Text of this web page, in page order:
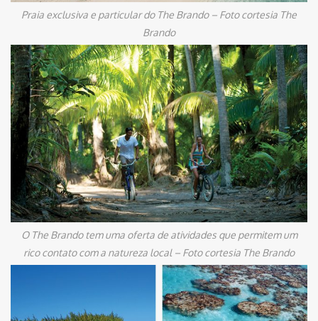
Praia exclusiva e particular do The Brando – Foto cortesia The
Brando
O The Brando tem uma oferta de atividades que permitem um
rico contato com a natureza local – Foto cortesia The Brando